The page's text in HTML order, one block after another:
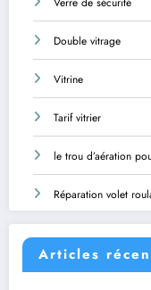
Double vitrage
Vitrine
Tarif vitrier
le trou d’aération
Réparation volet
Articles